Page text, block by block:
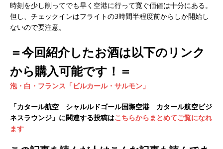
時刻を少し削ってでも早く空港に行って寛ぐ価値は十分にある。
但し、チェックインはフライトの3時間半程度前からしか開始し
ないので要注意。
＝今回紹介したお酒は以下のリンク
から購入可能です！＝
泡・白・フランス「ビルカール・サルモン」
「カタール航空 シャルルドゴール国際空港 カタール航空ビジ
ネスラウンジ」に関連する投稿はこちらからまとめてご覧になれ
ます